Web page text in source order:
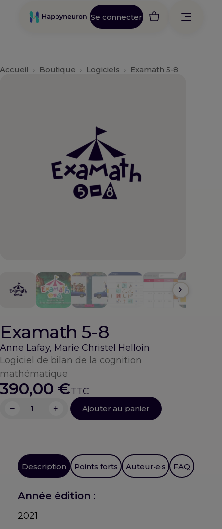
Se connecter
Accueil › Boutique › Logiciels › Examath 5-8
Examath 5-8
Anne Lafay, Marie Christel Helloin
Logiciel de bilan de la cognition
mathématique
390,00 €
quantité
− + Ajouter au panier
Description Points forts Auteur·e·s FAQ
Année édition :
2021